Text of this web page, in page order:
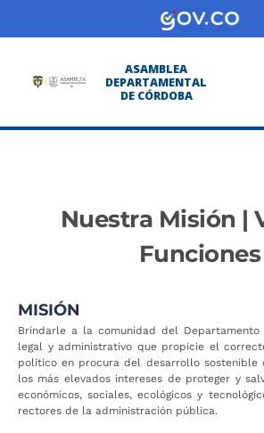
ASAMBLEA
DEPARTAMENTAL
DE CÓRDOBA
Nuestra Misión |
Funciones
MISIÓN
Brindarle a la comunidad del
legal y administrativo que propicie el
político en procura del desarrollo sostenible
los más elevados intereses de proteger y
económicos, sociales, ecológicos y
rectores de la administración pública.